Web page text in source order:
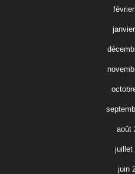
août
juillet
juin